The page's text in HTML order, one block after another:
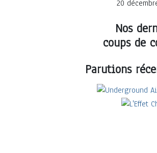
20
Nos
coups de
Parutions